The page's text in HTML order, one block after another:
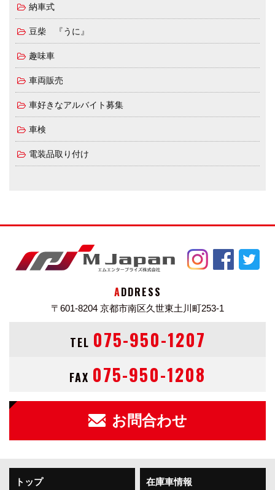
納車式
豆柴 『うに』
趣味車
車両販売
車好きなアルバイト募集
車検
電装品取り付け
ADDRESS
〒601-8204 京都市南区久世東土川町253-1
TEL 075-950-1207
FAX 075-950-1208
お問合わせ
トップ 在庫車情報